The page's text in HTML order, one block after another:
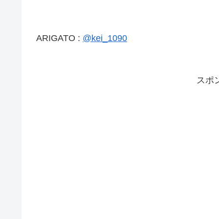
ARIGATO : @kei_1090
スポ